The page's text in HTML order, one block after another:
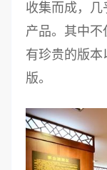
收集而成，几
产品。其中
有珍贵的版本
版。